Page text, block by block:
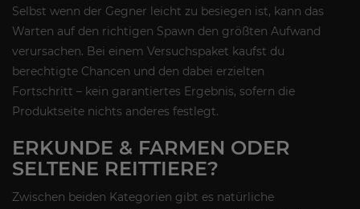
Selbst wenn der Gegner leicht zu besiegen ist, kann das
Warten auf den richtigen Spawn den größten Aufwand
verursachen. Bei einem Versuchspaket kaufst du
berechtigte Chancen und den dabei erzielten
Fortschritt – kein garantiertes Ergebnis, sofern die
Produktseite nichts anderes festlegt.
ERKUNDE & FARMEN ODER
SELTENE REITTIERE?
Zwischen beiden Kategorien gibt es natürliche